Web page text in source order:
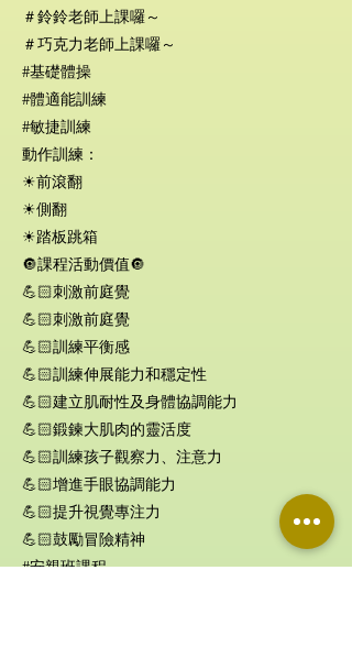
＃鈴鈴老師上課囉～
＃巧克力老師上課囉～
#基礎體操
#體適能訓練
#敏捷訓練
動作訓練：
☀︎前滾翻
☀︎側翻
☀︎踏板跳箱
🔘課程活動價值🔘
💪🏻刺激前庭覺
💪🏻刺激前庭覺
💪🏻訓練平衡感
💪🏻訓練伸展能力和穩定性
💪🏻建立肌耐性及身體協調能力
💪🏻鍛鍊大肌肉的靈活度
💪🏻訓練孩子觀察力、注意力
💪🏻增進手眼協調能力
💪🏻提升視覺專注力
💪🏻鼓勵冒險精神
#安親班課程